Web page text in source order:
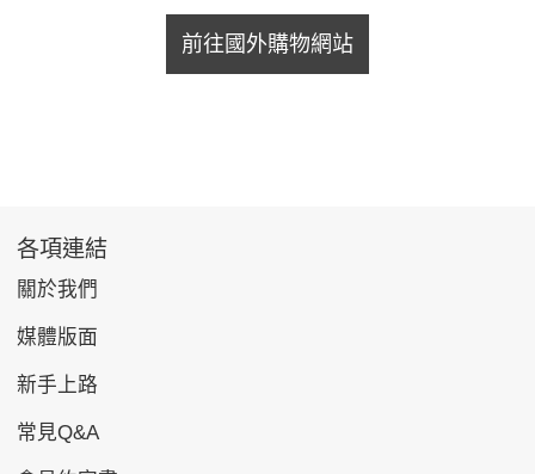
前往國外購物網站
各項連結
關於我們
媒體版面
新手上路
常見Q&A